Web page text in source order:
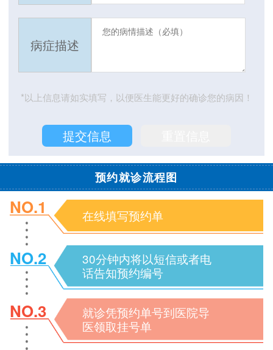
病症描述
*以上信息请如实填写，以便医生能更好的确诊您的病因！
预约就诊流程图
NO.1 在线填写预约单
NO.2
30分钟内将以短信或者电
话告知预约编号
NO.3
就诊凭预约单号到医院导
医领取挂号单